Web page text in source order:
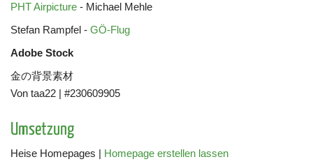
PHT Airpicture - Michael Mehle
Stefan Rampfel - GÖ-Flug
Adobe Stock
金の背景素材
Von taa22 | #230609905
Umsetzung
Heise Homepages | Homepage erstellen lassen